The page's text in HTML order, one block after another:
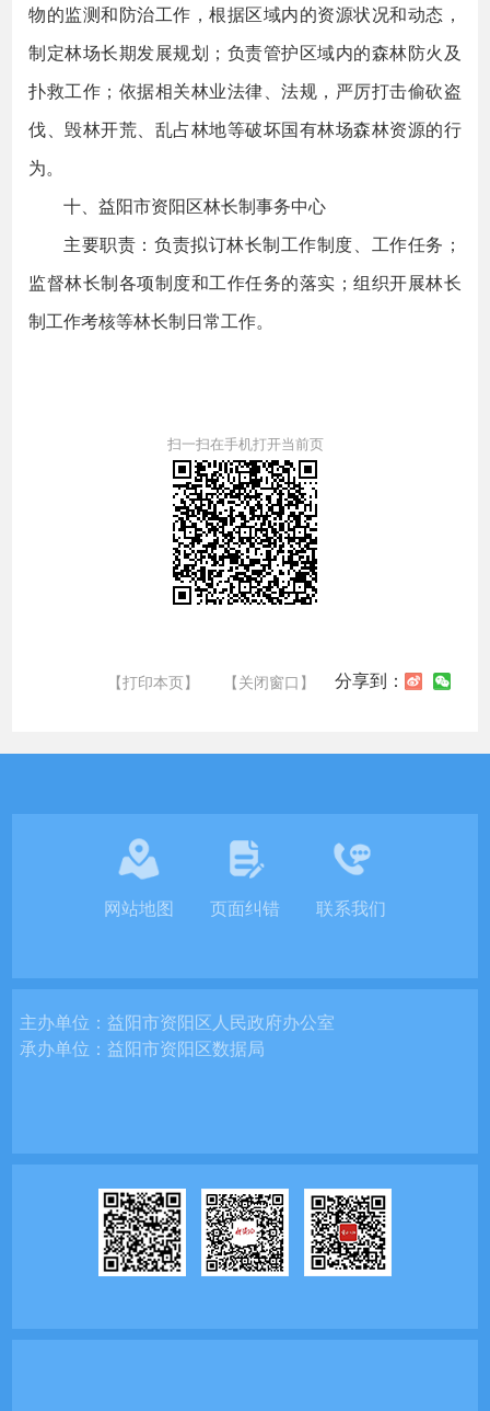
物的监测和防治工作，根据区域内的资源状况和动态，
制定林场长期发展规划；负责管护区域内的森林防火及
扑救工作；依据相关林业法律、法规，严厉打击偷砍盗
伐、毁林开荒、乱占林地等破坏国有林场森林资源的行
为。
十、益阳市资阳区林长制事务中心
主要职责：负责拟订林长制工作制度、工作任务；
监督林长制各项制度和工作任务的落实；组织开展林长
制工作考核等林长制日常工作。
扫一扫在手机打开当前页
【打印本页】 【关闭窗口】 分享到：
网站地图 页面纠错 联系我们
主办单位：益阳市资阳区人民政府办公室
承办单位：益阳市资阳区数据局